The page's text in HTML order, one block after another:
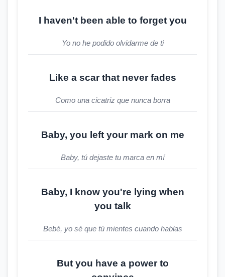
I haven't been able to forget you
Yo no he podido olvidarme de ti
Like a scar that never fades
Como una cicatriz que nunca borra
Baby, you left your mark on me
Baby, tú dejaste tu marca en mí
Baby, I know you're lying when
you talk
Bebé, yo sé que tú mientes cuando hablas
But you have a power to